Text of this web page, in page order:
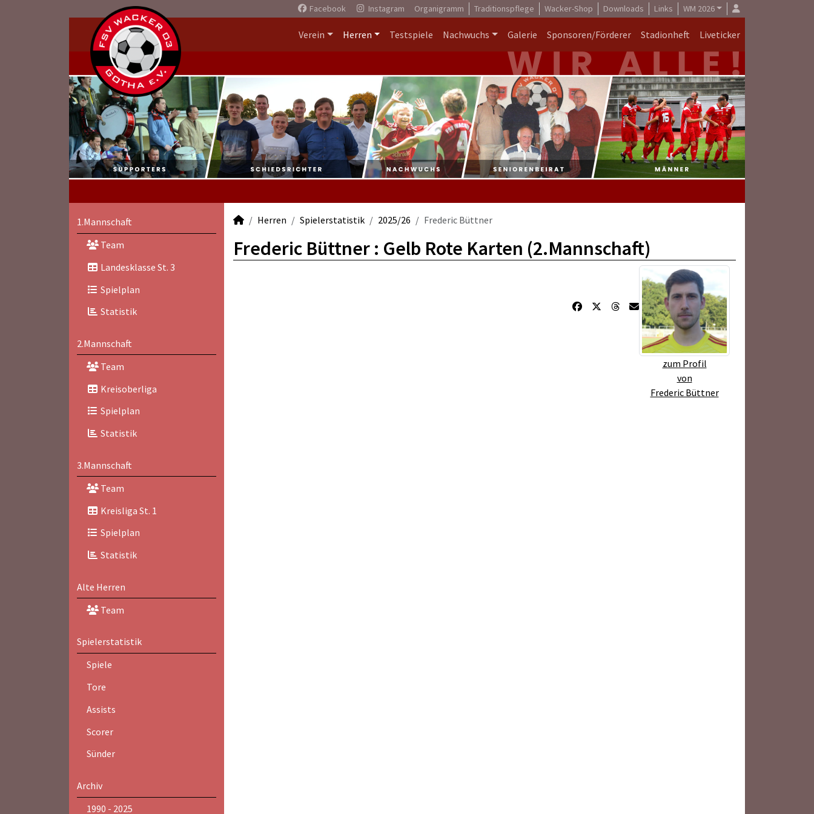
Facebook Instagram Organigramm Traditionspflege Wacker-Shop Downloads Links WM 2026
Verein Herren Testspiele Nachwuchs Galerie Sponsoren/Förderer Stadionheft Liveticker
1.Mannschaft
Team
Landesklasse St. 3
Spielplan
Statistik
2.Mannschaft
Team
Kreisoberliga
Spielplan
Statistik
3.Mannschaft
Team
Kreisliga St. 1
Spielplan
Statistik
Alte Herren
Team
Spielerstatistik
Spiele
Tore
Assists
Scorer
Sünder
Archiv
1990 - 2025
Herren Spielerstatistik 2025/26 Frederic Büttner
Frederic Büttner : Gelb Rote Karten (2.Mannschaft)
zum Profil
von
Frederic Büttner